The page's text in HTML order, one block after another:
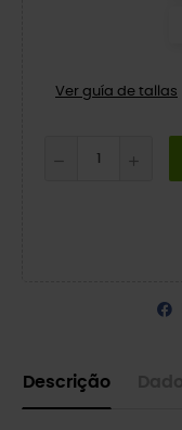
Ver guía de tallas
Descrição